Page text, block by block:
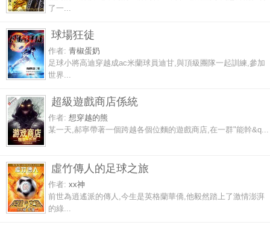
了一...
球場狂徒
作者: 青椒蛋奶
足球小將高迪穿越成ac米蘭球員迪甘,與頂級團隊一起訓練,參加
世界...
超級遊戲商店係統
作者: 想穿越的熊
某一天,郝寧帶著一個跨越各個位麵的遊戲商店,在一群"能幹&q...
虛竹傳人的足球之旅
作者: xx神
前世為逍遙派的傳人,今生是英格蘭華僑,他毅然踏上了激情澎湃
的綠...